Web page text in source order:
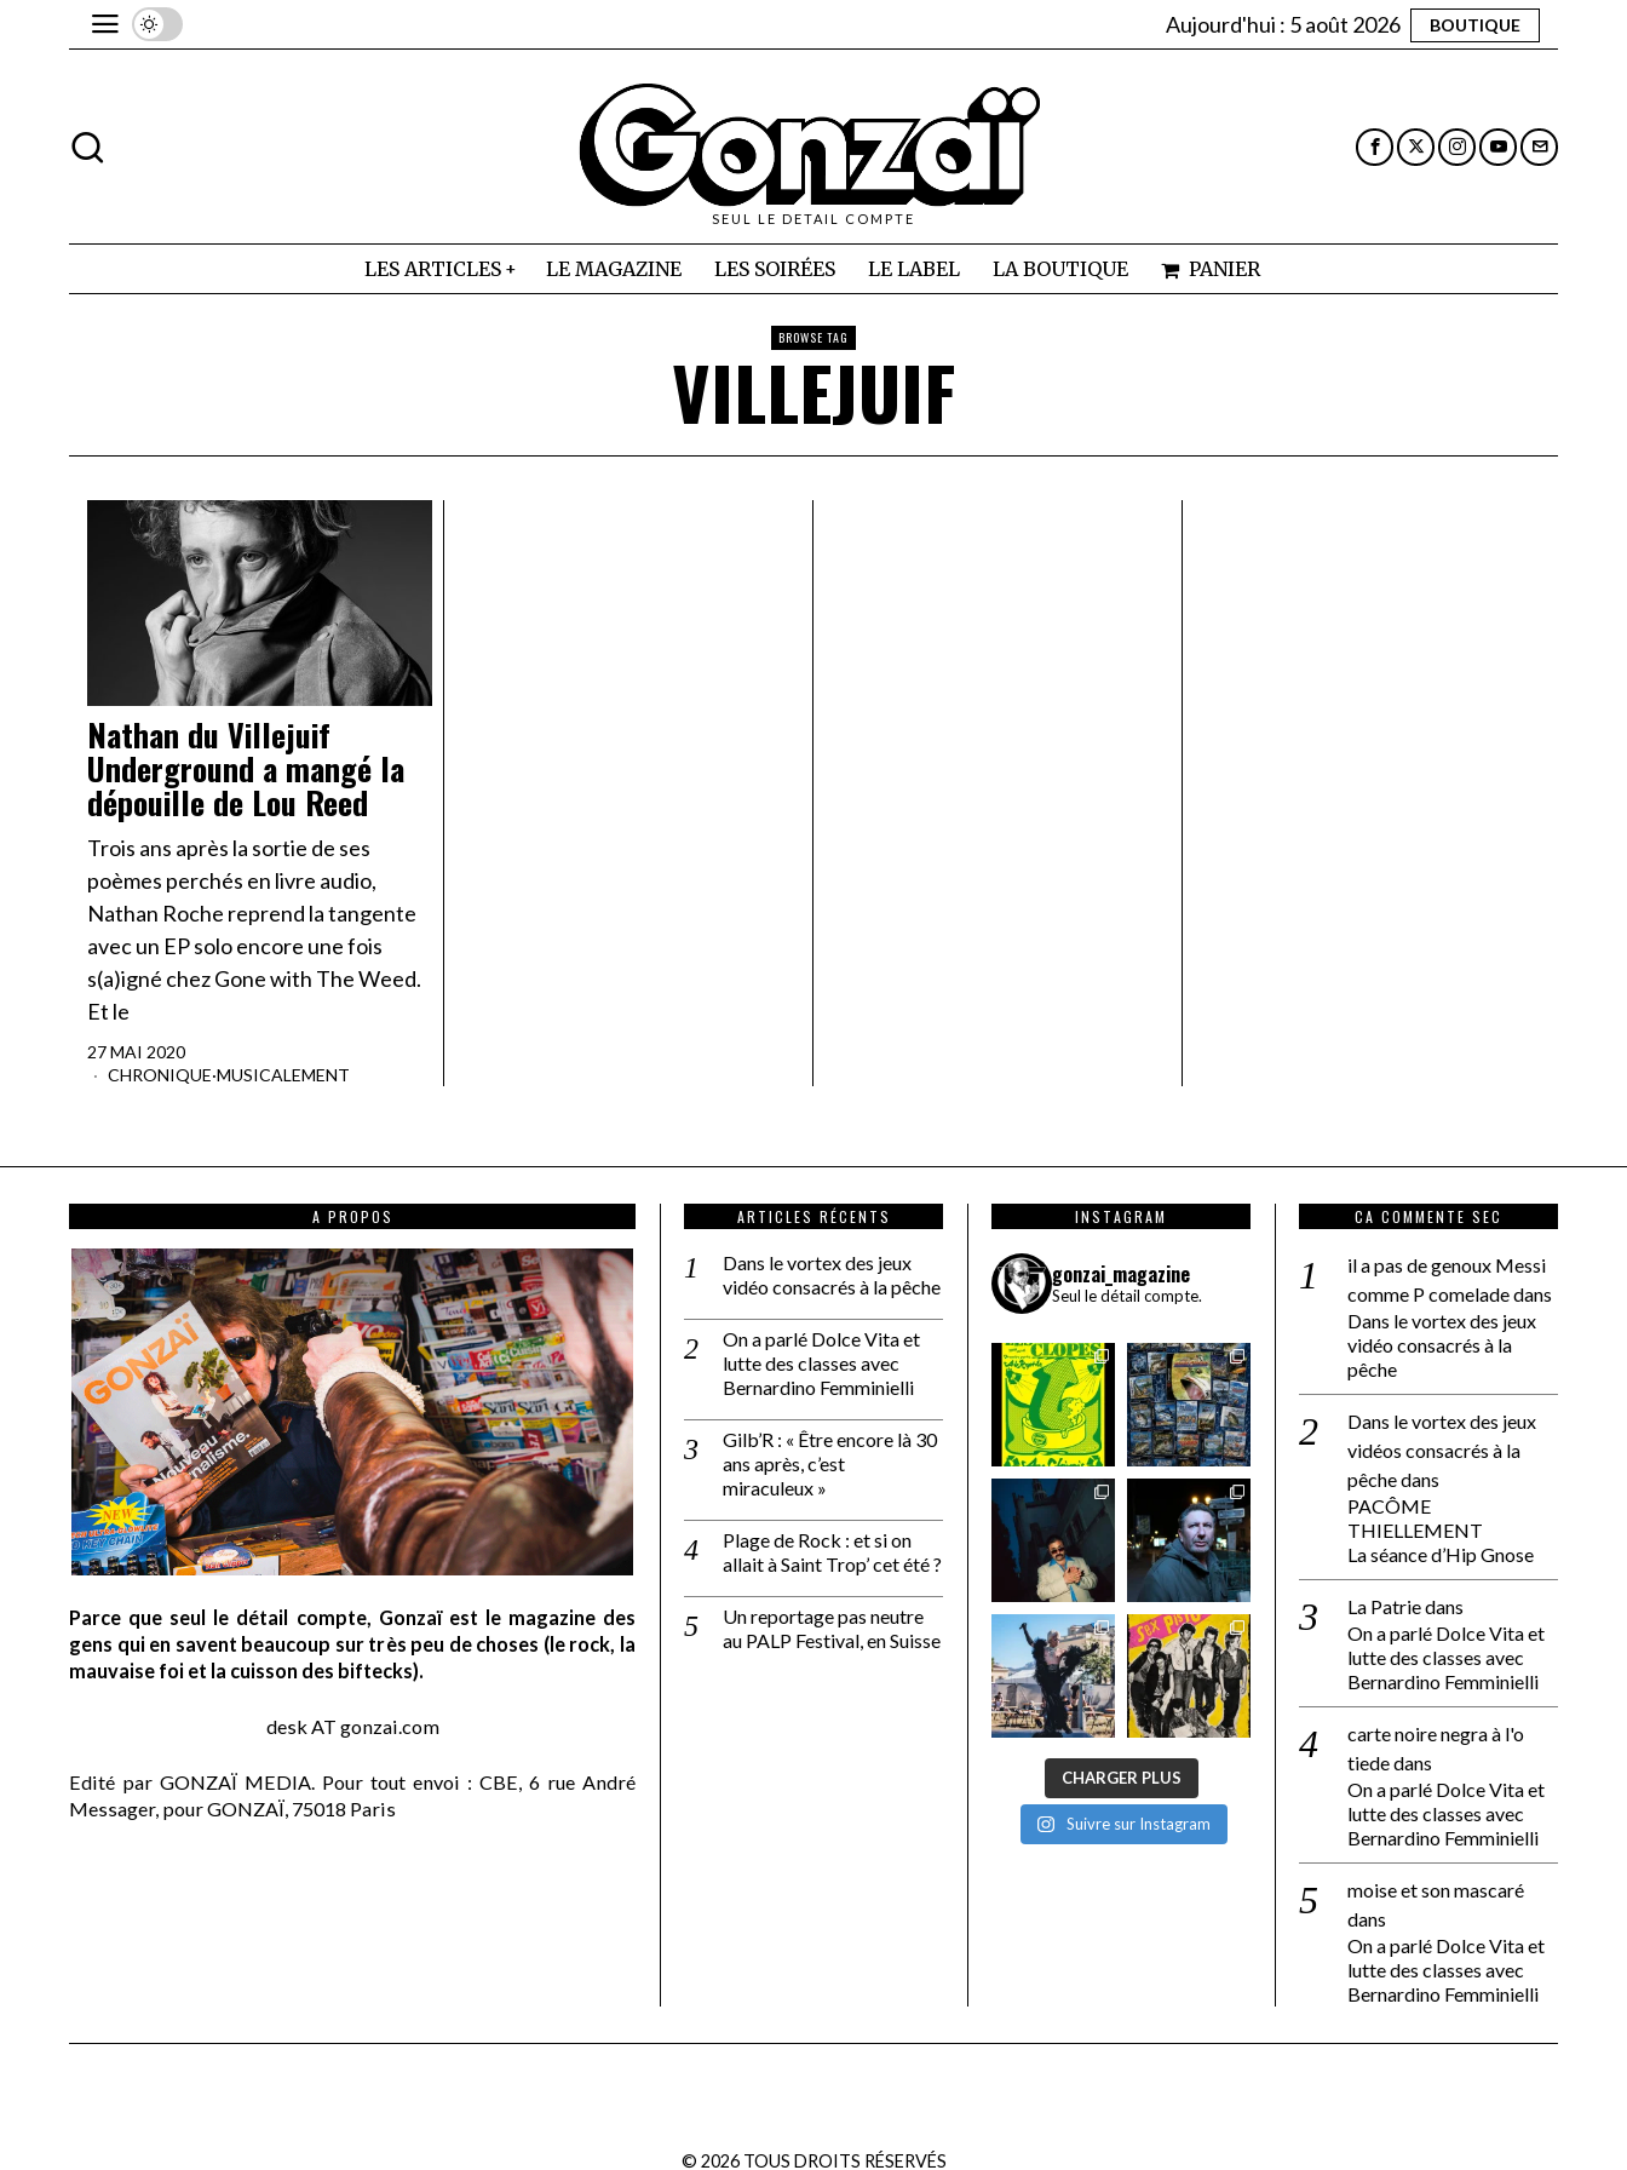
Aujourd'hui : 5 août 2026 BOUTIQUE
SEUL LE DETAIL COMPTE
LES ARTICLES LE MAGAZINE LES SOIRÉES LE LABEL LA BOUTIQUE PANIER
BROWSE TAG
VILLEJUIF
Nathan du Villejuif
Underground a mangé la
dépouille de Lou Reed
Trois ans après la sortie de ses
poèmes perchés en livre audio,
Nathan Roche reprend la tangente
avec un EP solo encore une fois
s(a)igné chez Gone with The Weed.
Et le
27 MAI 2020
CHRONIQUE·MUSICALEMENT
A PROPOS
Parce que seul le détail compte, Gonzaï est le magazine des
gens qui en savent beaucoup sur très peu de choses (le rock, la
mauvaise foi et la cuisson des biftecks).
desk AT gonzai.com
Edité par GONZAÏ MEDIA. Pour tout envoi : CBE, 6 rue André
Messager, pour GONZAÏ, 75018 Paris
ARTICLES RÉCENTS
Dans le vortex des jeux
vidéo consacrés à la pêche
On a parlé Dolce Vita et
lutte des classes avec
Bernardino Femminielli
Gilb’R : « Être encore là 30
ans après, c’est
miraculeux »
Plage de Rock : et si on
allait à Saint Trop’ cet été ?
Un reportage pas neutre
au PALP Festival, en Suisse
INSTAGRAM
gonzai_magazine
Seul le détail compte.
CHARGER PLUS
Suivre sur Instagram
CA COMMENTE SEC
il a pas de genoux Messi
comme P comeladedans
Dans le vortex des jeux
vidéo consacrés à la
pêche
Dans le vortex des jeux
vidéos consacrés à la
pêchedans
PACÔME
THIELLEMENT
La séance d’Hip Gnose
La Patriedans
On a parlé Dolce Vita et
lutte des classes avec
Bernardino Femminielli
carte noire negra à l'o
tiededans
On a parlé Dolce Vita et
lutte des classes avec
Bernardino Femminielli
moise et son mascaré
dans
On a parlé Dolce Vita et
lutte des classes avec
Bernardino Femminielli
© 2026TOUS DROITS RÉSERVÉS